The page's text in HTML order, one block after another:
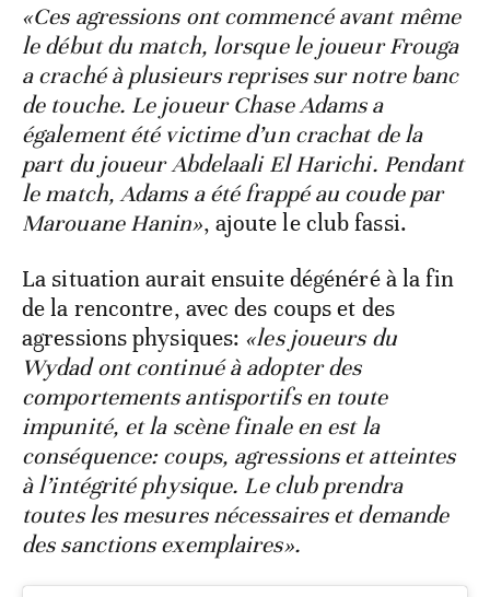
«Ces agressions ont commencé avant même
le début du match, lorsque le joueur Frouga
a craché à plusieurs reprises sur notre banc
de touche. Le joueur Chase Adams a
également été victime d’un crachat de la
part du joueur Abdelaali El Harichi. Pendant
le match, Adams a été frappé au coude par
Marouane Hanin», ajoute le club fassi.
La situation aurait ensuite dégénéré à la fin
de la rencontre, avec des coups et des
agressions physiques: «les joueurs du
Wydad ont continué à adopter des
comportements antisportifs en toute
impunité, et la scène finale en est la
conséquence: coups, agressions et atteintes
à l’intégrité physique. Le club prendra
toutes les mesures nécessaires et demande
des sanctions exemplaires».